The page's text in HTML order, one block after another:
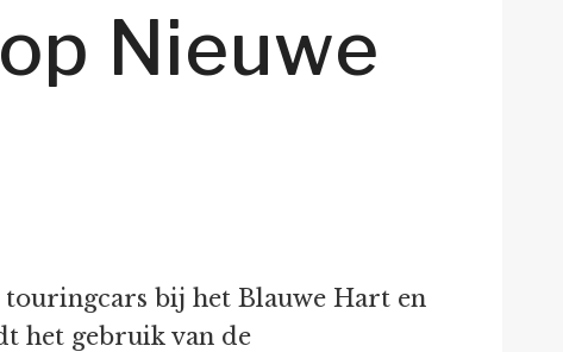
Nieuwe
bij het Blauwe Hart en
het gebruik van de